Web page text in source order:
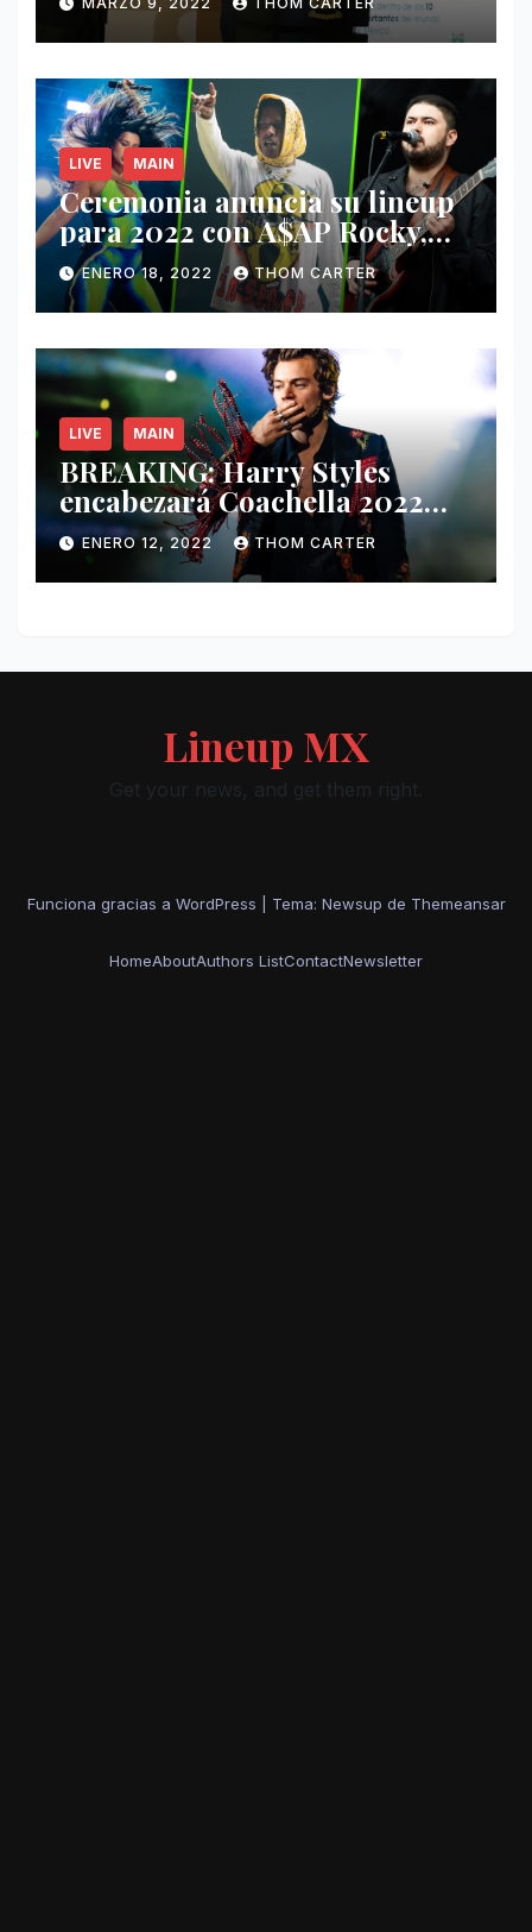
Música.
LIVE MAIN
Ceremonia anuncia su lineup
para 2022 con A$AP Rocky,
Nathy Peluso, Noah Pino Palo
y más.
ENERO 18, 2022 THOM CARTER
LIVE MAIN
BREAKING: Harry Styles
encabezará Coachella 2022
junto a Kanye West y Billie
Eilish.
ENERO 12, 2022 THOM CARTER
Lineup MX
Get your news, and get them right.
Funciona gracias a WordPress Tema: Newsup de Themeansar
HomeAboutAuthors ListContactNewsletter